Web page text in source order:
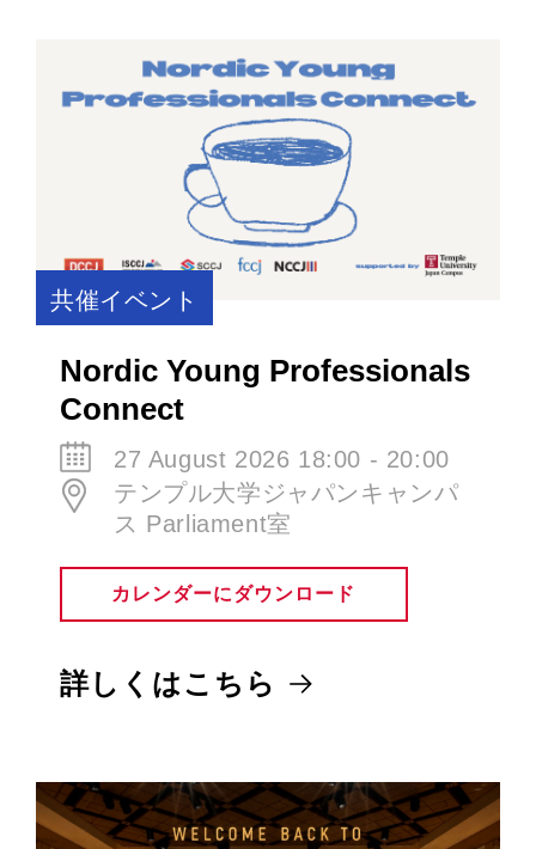
共催イベント
Nordic Young Professionals
Connect
27 August 2026 18:00 - 20:00
テンプル大学ジャパンキャンパ
ス Parliament室
カレンダーにダウンロード
詳しくはこちら